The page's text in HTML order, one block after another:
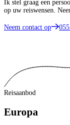
Ik stel graag een
op uw reiswensen.
Neem contact op
Reisaanbod
Europa